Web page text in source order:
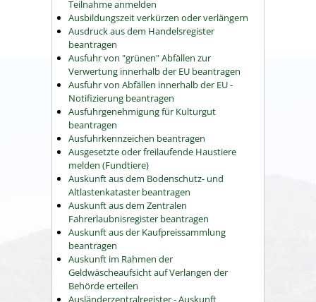
Teilnahme anmelden
Ausbildungszeit verkürzen oder verlängern
Ausdruck aus dem Handelsregister
beantragen
Ausfuhr von "grünen" Abfällen zur
Verwertung innerhalb der EU beantragen
Ausfuhr von Abfällen innerhalb der EU -
Notifizierung beantragen
Ausfuhrgenehmigung für Kulturgut
beantragen
Ausfuhrkennzeichen beantragen
Ausgesetzte oder freilaufende Haustiere
melden (Fundtiere)
Auskunft aus dem Bodenschutz- und
Altlastenkataster beantragen
Auskunft aus dem Zentralen
Fahrerlaubnisregister beantragen
Auskunft aus der Kaufpreissammlung
beantragen
Auskunft im Rahmen der
Geldwäscheaufsicht auf Verlangen der
Behörde erteilen
Ausländerzentralregister - Auskunft